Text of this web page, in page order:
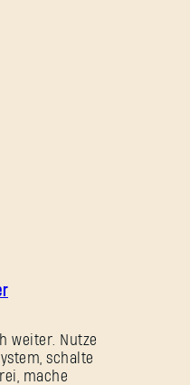
weiter. Nutze
schalte
mache